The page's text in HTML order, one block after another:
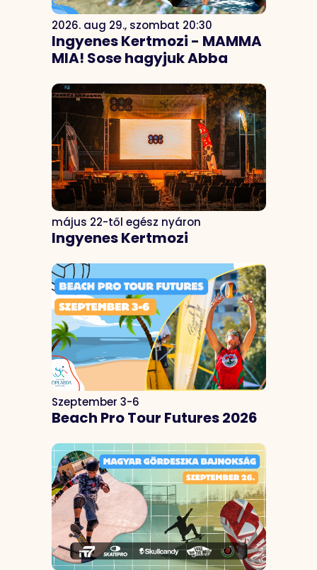
2026. aug 29., szombat 20:30
Ingyenes Kertmozi - MAMMA
MIA! Sose hagyjuk Abba
május 22-től egész nyáron
Ingyenes Kertmozi
Szeptember 3-6
Beach Pro Tour Futures 2026